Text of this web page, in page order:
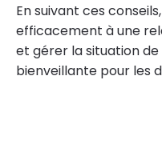
En suivant ces
efficacement à une
et gérer la situation
bienveillante pour les